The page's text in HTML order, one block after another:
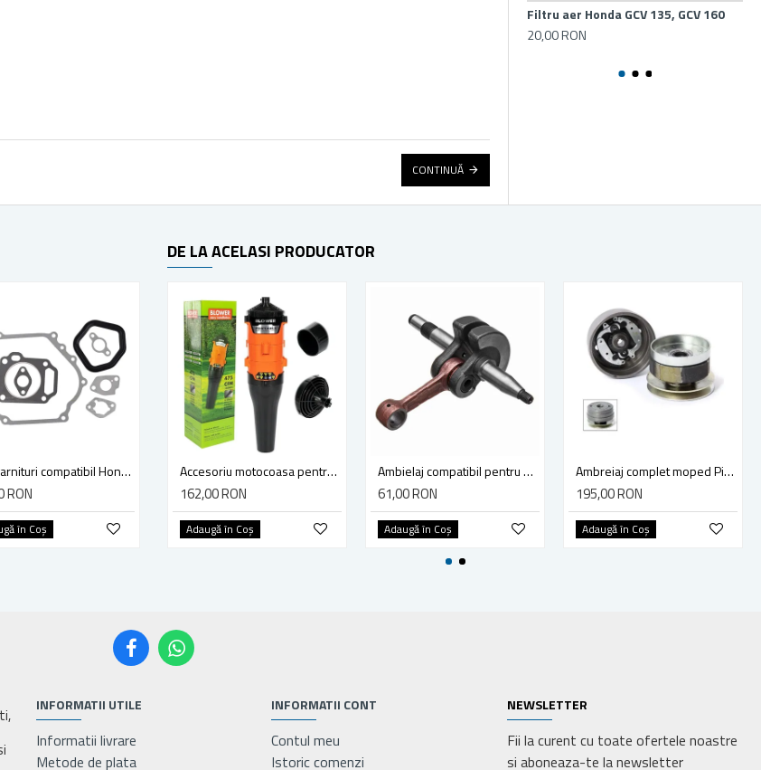
CONTINUĂ
Filtru aer Honda GCV 135, GCV 160
20,00 RON
Set garnituri compatibil Honda GX270 9HP 177F
RON
în Coş
Set garnituri si simeringuri compatibil Honda GX 160 pentru piston de 68mm
19,00 RON
Adaugă în Coş
DE LA ACELASI PRODUCATOR
Accesoriu motocoasa pentru suflat frunze, Blade, 13.5 m3/minut, diametru teava 28mm - Tija 9 dinti
162,00 RON
Adaugă în Coş
Ambielaj compatibil pentru drujba Husqvarna 365, 371, 372
61,00 RON
Adaugă în Coş
Ambreiaj complet moped Piaggio Ciao spate, model mare
195,00 RON
Adaugă în Coş
INFORMATII UTILE
Informatii livrare
Metode de plata
INFORMATII CONT
Contul meu
Istoric comenzi
NEWSLETTER
Fii la curent cu toate ofertele noastre
si aboneaza-te la newsletter